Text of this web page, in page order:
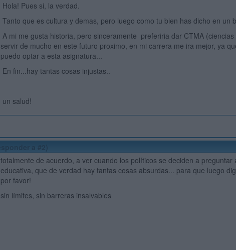
Hola! Pues si, la verdad.
Tanto que es cultura y demas, pero luego como tu bien has dicho en un
A mi me gusta historia, pero sinceramente preferiria dar CTMA
servir de mucho en este futuro proximo, en mi carrera me ira mejor, ya
puedo optar a esta asignatura...
En fin...hay tantas cosas injustas..
un salud!
totalmente de acuerdo, a ver cuando los políticos se deciden a
educativa, que de verdad hay tantas cosas absurdas... para que luego
por favor!
sin límites, sin barreras insalvables